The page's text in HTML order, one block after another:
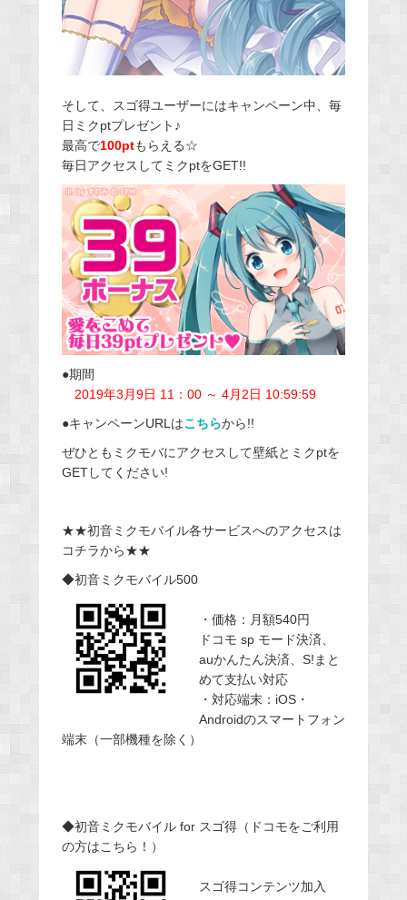
そして、スゴ得ユーザーにはキャンペーン中、毎
日ミクptプレゼント♪
最高で100ptもらえる☆
毎日アクセスしてミクptをGET!!
●期間
2019年3月9日 11：00 ～ 4月2日 10:59:59
●キャンペーンURLはこちらから!!
ぜひともミクモバにアクセスして壁紙とミクptを
GETしてください!
★★初音ミクモバイル各サービスへのアクセスは
コチラから★★
◆初音ミクモバイル500
・価格：月額540円
ドコモ sp モード決済、
auかんたん決済、S!まと
めて支払い対応
・対応端末：iOS・
Androidのスマートフォン
端末（一部機種を除く）
◆初音ミクモバイル for スゴ得（ドコモをご利用
の方はこちら！）
スゴ得コンテンツ加入